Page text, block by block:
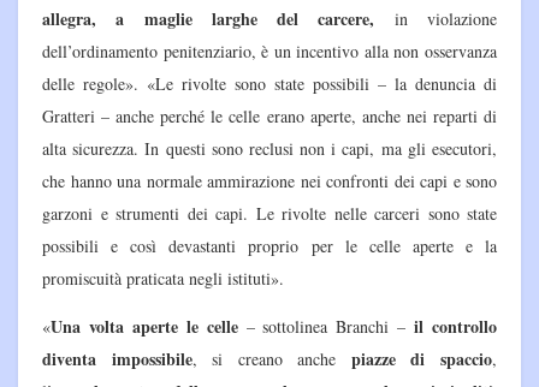
allegra, a maglie larghe del carcere, in violazione
dell’ordinamento penitenziario, è un incentivo alla non osservanza
delle regole». «Le rivolte sono state possibili – la denuncia di
Gratteri – anche perché le celle erano aperte, anche nei reparti di
alta sicurezza. In questi sono reclusi non i capi, ma gli esecutori,
che hanno una normale ammirazione nei confronti dei capi e sono
garzoni e strumenti dei capi. Le rivolte nelle carceri sono state
possibili e così devastanti proprio per le celle aperte e la
promiscuità praticata negli istituti».
«Una volta aperte le celle– sottolinea Branchi –il controllo
diventa impossibile, si creano anche piazze di spaccio,